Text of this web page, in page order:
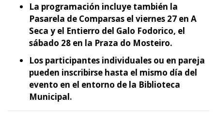
La programación incluye también la
Pasarela de Comparsas el viernes 27 en A
Seca y el Entierro del Galo Fodorico, el
sábado 28 en la Praza do Mosteiro.
Los participantes individuales ou en pareja
pueden inscribirse hasta el mismo día del
evento en el entorno de la Biblioteca
Municipal.